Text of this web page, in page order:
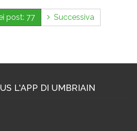
post: 77 Successiva
L'APP DI UMBRIAIN